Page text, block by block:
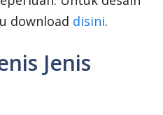
download disini.
Jenis